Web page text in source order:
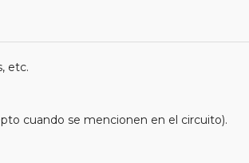
etc.
cuando se mencionen en el circuito).